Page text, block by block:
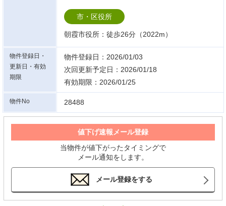
市・区役所
朝霞市役所：徒歩26分（2022m）
物件登録日・
更新日・有効
期限
物件登録日：2026/01/03
次回更新予定日：2026/01/18
有効期限：2026/01/25
物件No 28488
値下げ速報メール登録
当物件が値下がったタイミングで
メール通知をします。
メール登録をする